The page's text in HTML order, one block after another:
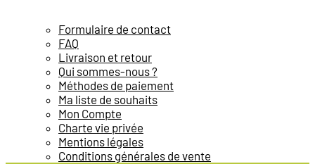
Formulaire de contact
FAQ
Livraison et retour
Qui sommes-nous ?
Méthodes de paiement
Ma liste de souhaits
Mon Compte
Charte vie privée
Mentions légales
Conditions générales de vente